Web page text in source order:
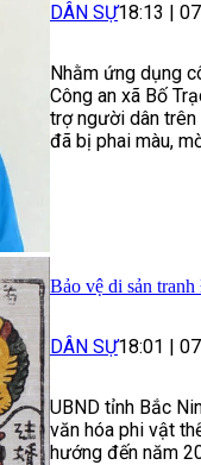
DÂN SỰ18:13
Nhằm ứng dụng
Công an xã Bố
trợ người dân
đã bị phai màu,
Bảo vệ di sản
DÂN SỰ18:01 |
UBND tỉnh Bắc
văn hóa phi vật
hướng đến năm